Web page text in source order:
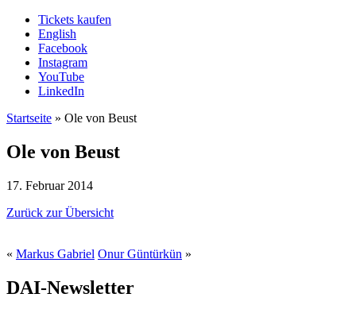
Tickets kaufen
English
Facebook
Instagram
YouTube
LinkedIn
Startseite » Ole von Beust
Ole von Beust
17. Februar 2014
Zurück zur Übersicht
« Markus Gabriel Onur Güntürkün »
DAI-Newsletter